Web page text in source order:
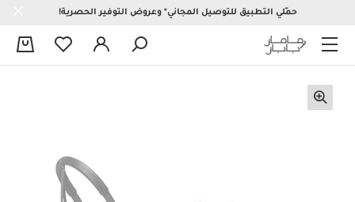
حمّلي التطبيق للتوصيل المجاني* وعروض التوفير الحصرية!